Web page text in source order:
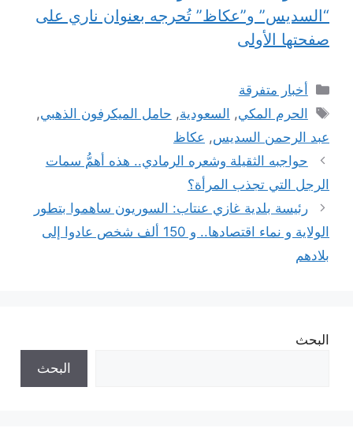
“السديس” و”عكاظ” تُحرجه بعنوان ناري على
صفحتها الأولى
التصنيفات
أخبار متفرقة
الوسوم
الحرم المكي, السعودية, حامل الميكرفون الذهبي,
عبد الرحمن السديس, عكاظ
حواجبه الثقيلة وشعره الرمادي.. هذه أهمُّ سمات
الرجل التي تجذب المرأة؟
رئيسة بلدية غازي عنتاب: السوريون ساهموا بتطور
الولاية و نماء اقتصادها.. و 150 ألف شخص عادوا إلى
بلادهم
البحث
البحث